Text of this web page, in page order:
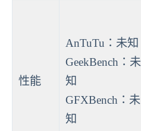
性能
AnTuTu：未知
GeekBench：未
知
GFXBench：未
知